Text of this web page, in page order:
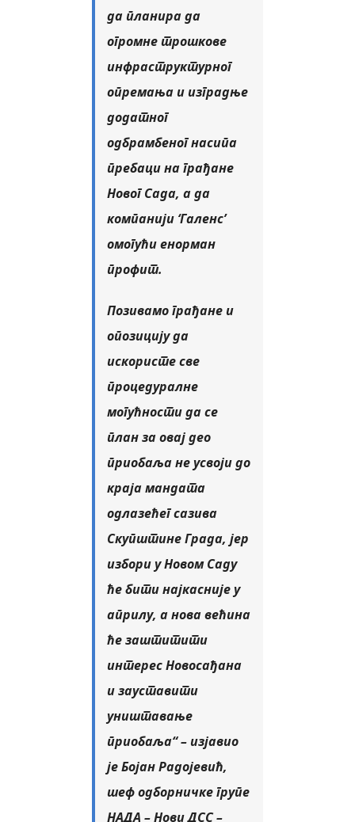
да планира да
огромне трошкове
инфраструктурног
опремања и изградње
додатног
одбрамбеног насипа
пребаци на грађане
Новог Сада, а да
компанији ‘Галенс’
омогући енорман
профит.
Позивамо грађане и
опозицију да
искористе све
процедуралне
могућности да се
план за овај део
приобаља не усвоји до
краја мандата
одлазећег сазива
Скупштине Града, јер
избори у Новом Саду
ће бити најкасније у
априлу, а нова већина
ће заштитити
интерес Новосађана
и зауставити
уништавање
приобаља“ – изјавио
је Бојан Радојевић,
шеф одборничке групе
НАДА – Нови ДСС –